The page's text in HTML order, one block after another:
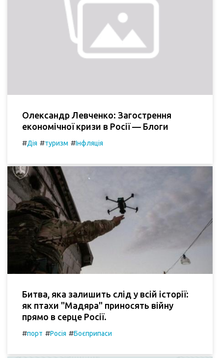
Олександр Левченко: Загострення
економічної кризи в Росії — Блоги
#Дія #туризм #Інфляція
Битва, яка залишить слід у всій історії:
як птахи "Мадяра" приносять війну
прямо в серце Росії.
#порт #Росія #Боєприпаси